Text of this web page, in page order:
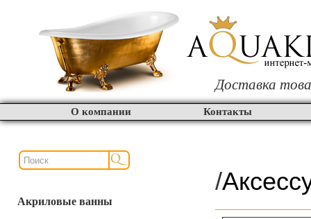
Доставка
О компании Контакты
Акриловые ванны
/